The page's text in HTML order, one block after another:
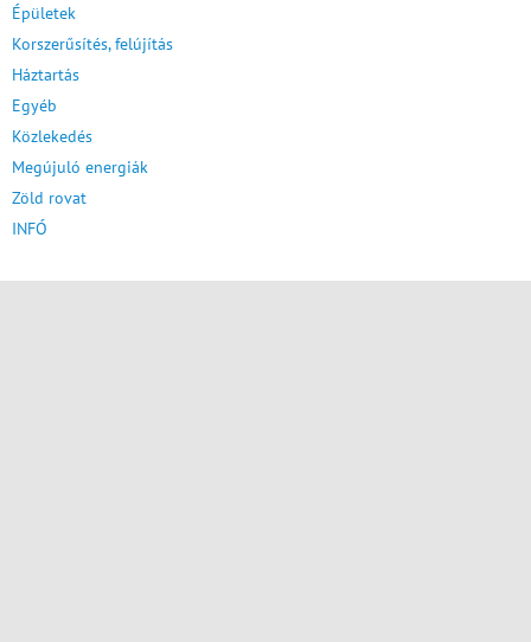
Épületek
Korszerűsítés, felújítás
Háztartás
Egyéb
Közlekedés
Megújuló energiák
Zöld rovat
INFÓ